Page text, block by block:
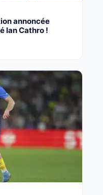
annoncée
Ian Cathro !